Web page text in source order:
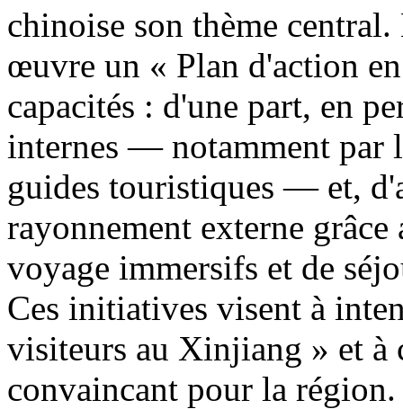
chinoise son thème
œuvre un « Plan d'action
capacités : d'une part, en
internes — notamment par
guides touristiques — et,
rayonnement externe
voyage immersifs et de
Ces initiatives visent à
visiteurs au Xinjiang » et à
convaincant pour la région.